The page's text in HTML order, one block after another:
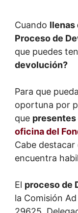
Cuando llenas
Proceso de
que puedes
devolución?
Para que
oportuna por
que presentes
oficina del
Cabe
encuentra
El proceso de
la Comisión